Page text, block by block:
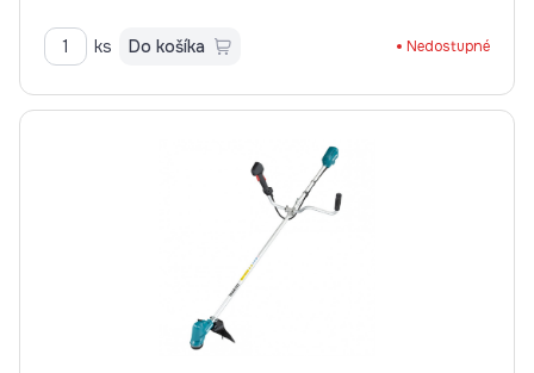
ks Do košíka Nedostupné